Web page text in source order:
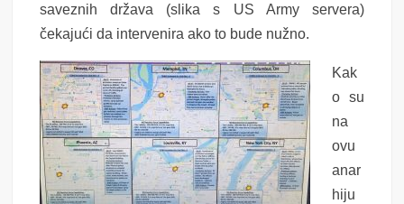
saveznih država (slika s US Army servera)
čekajući da intervenira ako to bude nužno.
Kak
o su
na
ovu
anar
hiju